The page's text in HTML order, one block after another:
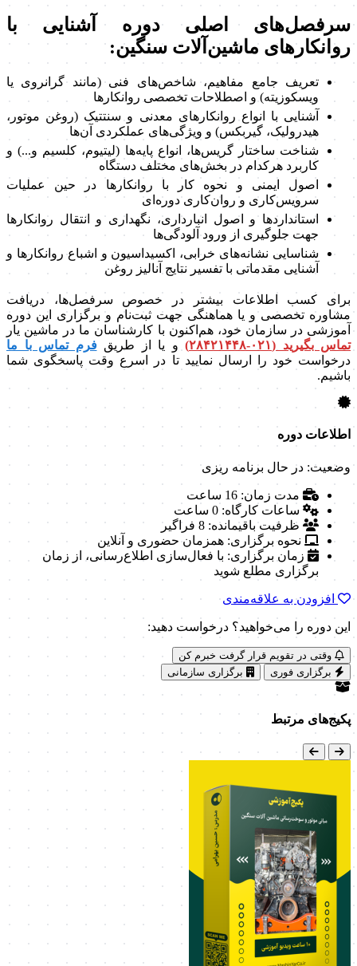
سرفصل‌های اصلی دوره آشنایی با
روانکارهای ماشین‌آلات سنگین:
تعریف جامع مفاهیم، شاخص‌های فنی (مانند گرانروی یا
ویسکوزیته) و اصطلاحات تخصصی روانکارها
آشنایی با انواع روانکارهای معدنی و سنتتیک (روغن موتور،
هیدرولیک، گیربکس) و ویژگی‌های عملکردی آن‌ها
شناخت ساختار گریس‌ها، انواع پایه‌ها (لیتیوم، کلسیم و...) و
کاربرد هرکدام در بخش‌های مختلف دستگاه
اصول ایمنی و نحوه کار با روانکارها در حین عملیات
سرویس‌کاری و روان‌کاری دوره‌ای
استانداردها و اصول انبارداری، نگهداری و انتقال روانکارها
جهت جلوگیری از ورود آلودگی‌ها
شناسایی نشانه‌های خرابی، اکسیداسیون و اشباع روانکارها و
آشنایی مقدماتی با تفسیر نتایج آنالیز روغن
برای کسب اطلاعات بیشتر در خصوص سرفصل‌ها، دریافت
مشاوره تخصصی و یا هماهنگی جهت ثبت‌نام و برگزاری این دوره
آموزشی در سازمان خود، هم‌اکنون با کارشناسان ما در ماشین‌ یار
تماس بگیرید (۰۲۱-۲۸۴۲۱۴۴۸)
و یا از طریقفرم تماس با ما
درخواست خود را ارسال نمایید تا در اسرع وقت پاسخگوی شما
باشیم.
اطلاعات دوره
وضعیت: در حال برنامه ریزی
مدت زمان: 16 ساعت
ساعات کارگاه: 0 ساعت
ظرفیت باقیمانده: 8 فراگیر
نحوه برگزاری: همزمان حضوری و آنلاین
زمان برگزاری: با فعال‌سازی اطلاع‌رسانی، از زمان
برگزاری مطلع شوید
افزودن به علاقه‌مندی
این دوره را می‌خواهید؟ درخواست دهید:
وقتی در تقویم قرار گرفت خبرم کن
برگزاری فوری
برگزاری سازمانی
پکیج‌های مرتبط